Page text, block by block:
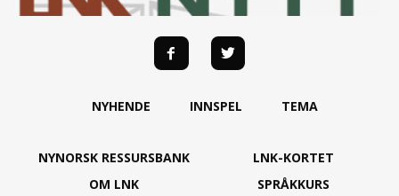
NYHENDE INNSPEL TEMA
NYNORSK RESSURSBANK
OM LNK
LNK-KORTET
SPRÅKKURS